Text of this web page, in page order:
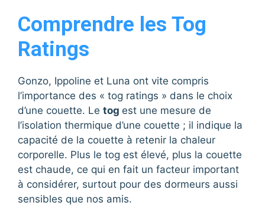
Comprendre les Tog
Ratings
Gonzo, Ippoline et Luna ont vite compris
l’importance des « tog ratings » dans le choix
d’une couette. Le tog est une mesure de
l’isolation thermique d’une couette ; il indique la
capacité de la couette à retenir la chaleur
corporelle. Plus le tog est élevé, plus la couette
est chaude, ce qui en fait un facteur important
à considérer, surtout pour des dormeurs aussi
sensibles que nos amis.